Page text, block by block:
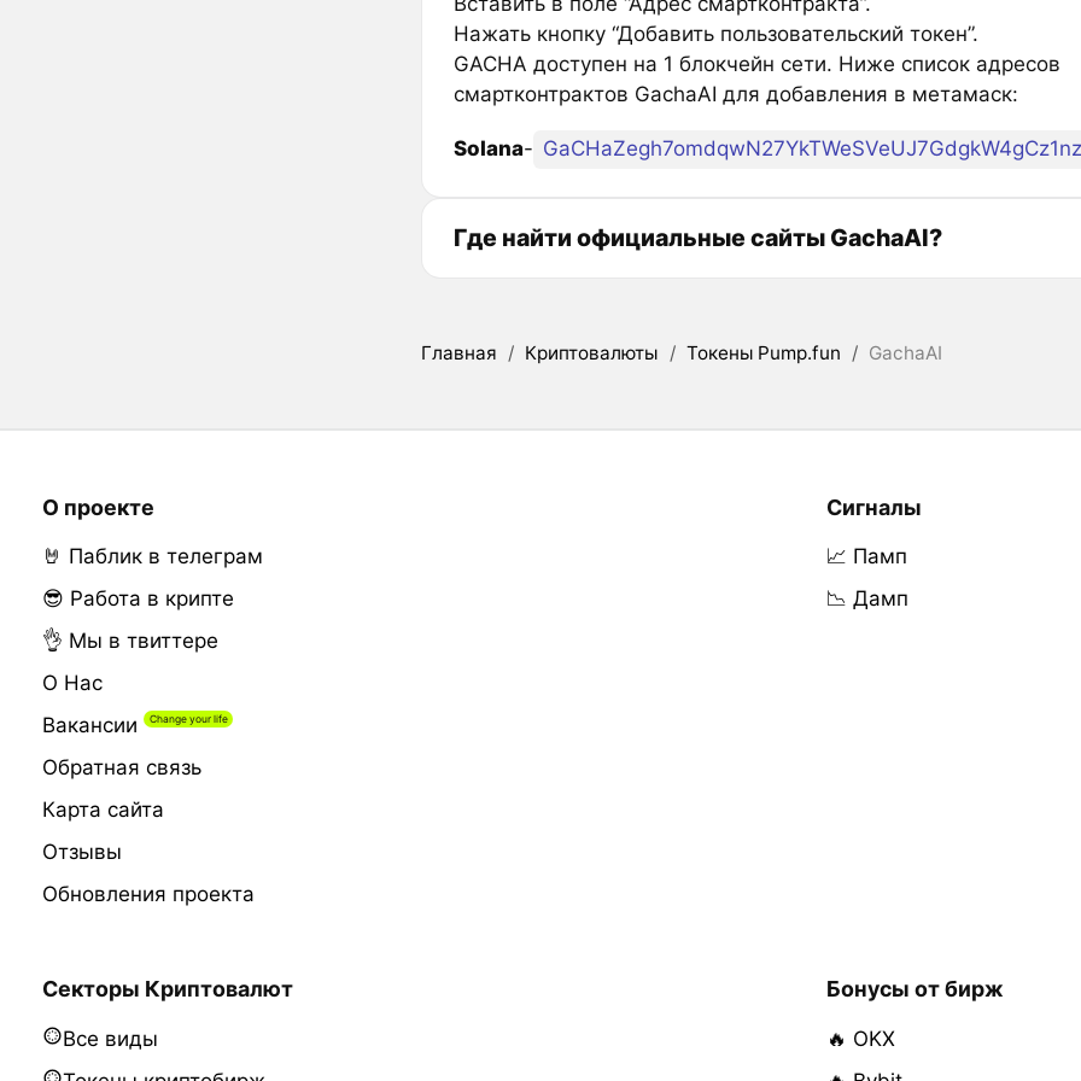
Нажать кнопку “Добавить пользовательский токен”.
GACHA доступен на 1 блокчейн сети. Ниже список адресов
смартконтрактов GachaAI для добавления в метамаск:
Solana-
Где найти официальные сайты GachaAI?
Главная / Криптовалюты / Токены Pump.fun / GachaAI
О проекте
🤘 Паблик в телеграм
😎 Работа в крипте
👌 Мы в твиттере
О Нас
Вакансии
Обратная связь
Карта сайта
Отзывы
Обновления проекта
Сигналы
📈 Памп
📉 Дамп
Секторы Криптовалют
Все виды
Бонусы от бирж
🔥 OKX